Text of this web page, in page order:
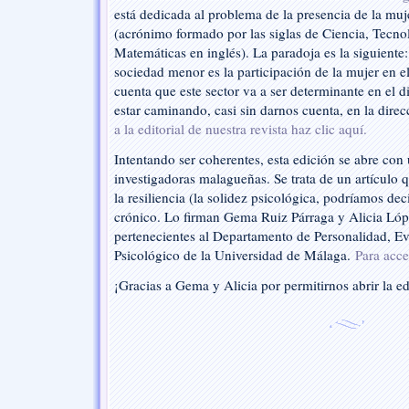
está dedicada al problema de la presencia de la
(acrónimo formado por las siglas de Ciencia,
Matemáticas en inglés). La paradoja es la
sociedad menor es la participación de la mujer en
cuenta que este sector va a ser determinante en el
estar caminando, casi sin darnos cuenta, en la
a la editorial de nuestra revista haz clic aquí.
Intentando ser coherentes, esta edición se abre
investigadoras malagueñas. Se trata de un artículo
la resiliencia (la solidez psicológica, podríamos
crónico. Lo firman Gema Ruiz Párraga y Alicia
pertenecientes al Departamento de Personalidad,
Psicológico de la Universidad de Málaga. Para
¡Gracias a Gema y Alicia por permitirnos abrir la